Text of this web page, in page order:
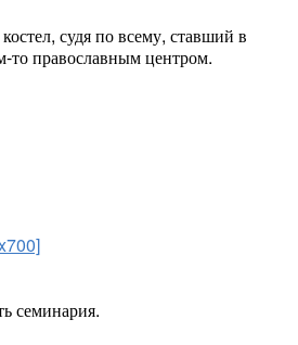
судя по всему, ставший в
то православным центром.
семинария.